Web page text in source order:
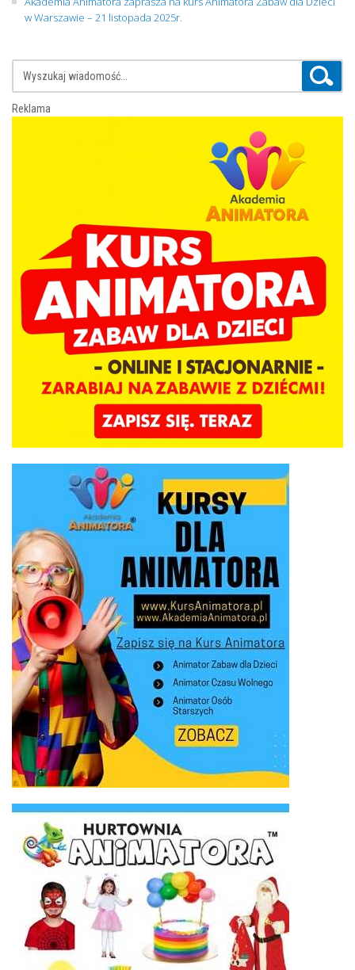
w Warszawie – 21 listopada 2025r.
Reklama